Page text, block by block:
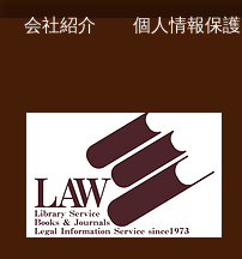
会社紹介 個人情報保護